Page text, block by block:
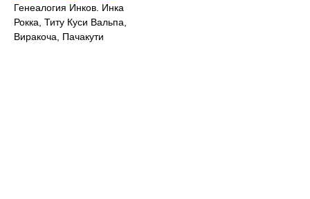
Генеалогия Инков. Инка
Рокка, Титу Куси Вальпа,
Виракоча, Пачакути